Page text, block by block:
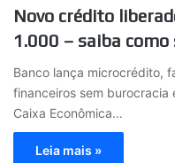
Novo crédito
1.000 – saiba
Banco lança microcrédito,
financeiros sem burocracia
Caixa Econômica…
Leia mais »